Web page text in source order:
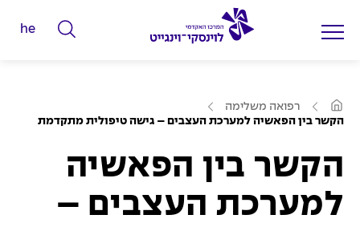
ה
מ
he
ע
מ
ו
י
רפואה משלימה
הקשר בין הפאשיה למערכת העצבים – גישה טיפולית מתקדמת
הקשר בין הפאשיה
למערכת העצבים –